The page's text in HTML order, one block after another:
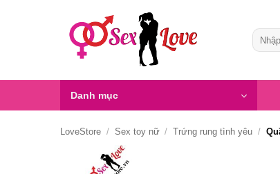
Tìm
kiếm:
Danh mục
LoveStore / Sex toy nữ / Trứng rung tình yêu /